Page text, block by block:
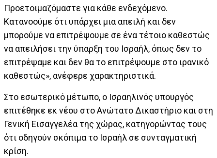
Προετοιμαζόμαστε για κάθε ενδεχόμενο.
Κατανοούμε ότι υπάρχει μια απειλή και δεν
μπορούμε να επιτρέψουμε σε ένα τέτοιο καθεστώς
να απειλήσει την ύπαρξη του Ισραήλ, όπως δεν το
επιτρέψαμε και δεν θα το επιτρέψουμε στο ιρανικό
καθεστώς», ανέφερε χαρακτηριστικά.
Στο εσωτερικό μέτωπο, ο Ισραηλινός υπουργός
επιτέθηκε εκ νέου στο Ανώτατο Δικαστήριο και στη
Γενική Εισαγγελέα της χώρας, κατηγορώντας τους
ότι οδηγούν σκόπιμα το Ισραήλ σε συνταγματική
κρίση.